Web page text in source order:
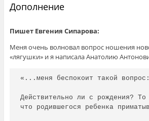
Дополнение
Пишет Евгения Сипарова:
Меня очень волновал вопрос ношения
«лягушки» и я написала Анатолию
«...меня беспокоит такой
Действительно ли с рождения?
что родившегося ребенка